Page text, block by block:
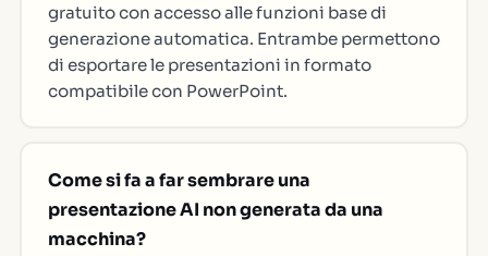
gratuito con accesso alle funzioni base di
generazione automatica. Entrambe permettono
di esportare le presentazioni in formato
compatibile con PowerPoint.
Come si fa a far sembrare una
presentazione AI non generata da una
macchina?